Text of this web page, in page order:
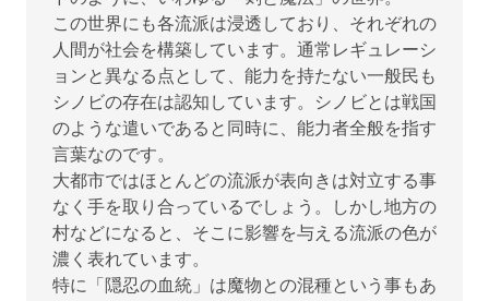
この世界にも各流派は浸透しており、それぞれの
人間が社会を構築しています。通常レギュレーシ
ョンと異なる点として、能力を持たない一般民も
シノビの存在は認知しています。シノビとは戦国
のような遣いであると同時に、能力者全般を指す
言葉なのです。
大都市ではほとんどの流派が表向きは対立する事
なく手を取り合っているでしょう。しかし地方の
村などになると、そこに影響を与える流派の色が
濃く表れています。
特に「隠忍の血統」は魔物との混種という事もあ